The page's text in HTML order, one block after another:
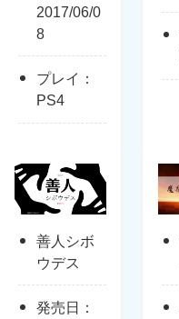
2017/06/0
8
プレイ：
PS4
善人シボ
ウデス
発売日：